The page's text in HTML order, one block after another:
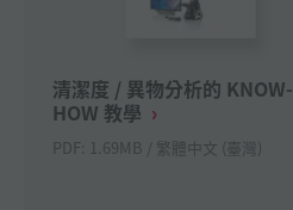
清潔度 / 異物分析的 KNOW-
HOW 教學
PDF: 1.69MB / 繁體中文 (臺灣)